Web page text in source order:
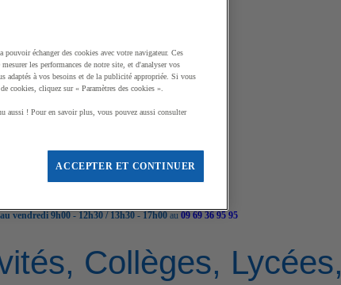
vendredi 9h00 - 12h30 / 13h30 - 17h00 au 09 69 36 95 95
Collèges, Lycées,
échanger des cookies avec votre navigateur. Ces
les performances de notre site, et d'analyser vos
adaptés à vos besoins et de la publicité appropriée. Si vous
cookies, cliquez sur « Paramètres des cookies ».
aussi ! Pour en savoir plus, vous pouvez aussi consulter
ACCEPTER ET CONTINUER